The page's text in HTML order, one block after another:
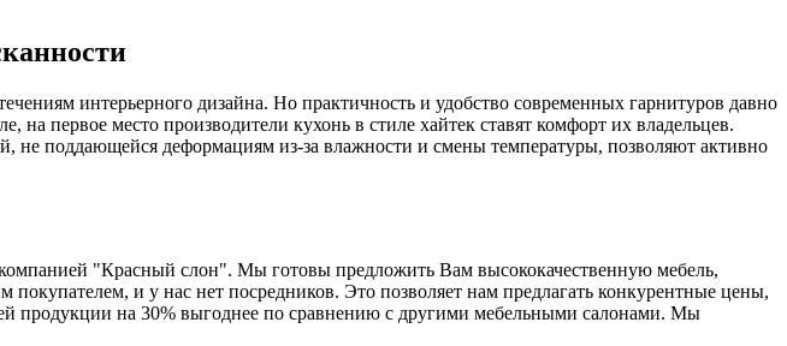
интерьерного дизайна. Но практичность и удобство современных гарнитуров давно
первое место производители кухонь в стиле хайтек ставят комфорт их владельцев.
не поддающейся деформациям из-за влажности и смены температуры, позволяют активно
"Красный слон". Мы готовы предложить Вам высококачественную мебель,
и у нас нет посредников. Это позволяет нам предлагать конкурентные цены,
продукции на 30% выгоднее по сравнению с другими мебельными салонами. Мы